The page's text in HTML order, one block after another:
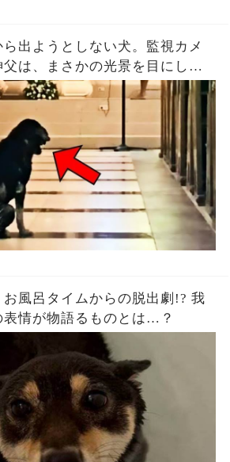
出ようとしない犬。監視カメ
は、まさかの光景を目にして
お風呂タイムからの脱出劇!? 我
表情が物語るものとは…？